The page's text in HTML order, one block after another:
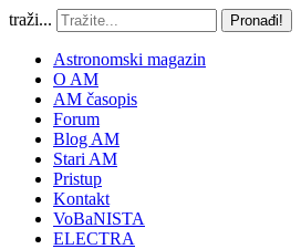
traži... Pronađi!
Astronomski magazin
O AM
AM časopis
Forum
Blog AM
Stari AM
Pristup
Kontakt
VoBaNISTA
ELECTRA